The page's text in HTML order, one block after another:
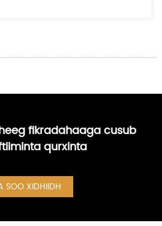
fikradahaaga cusub
qurxinta
SOO XIDHIIDH